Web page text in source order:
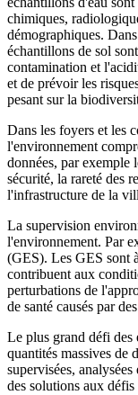
chimiques,
démographiques.
échantillons de sol
contamination et
et de prévoir les
pesant sur la
Dans les foyers et les
l'environnement
données, par exemple
sécurité, la rareté des
l'infrastructure de la
La supervision
l'environnement. Par
(GES). Les GES sont
contribuent aux
perturbations de
de santé causés par
Le plus grand défi des
quantités massives de
supervisées,
des solutions aux